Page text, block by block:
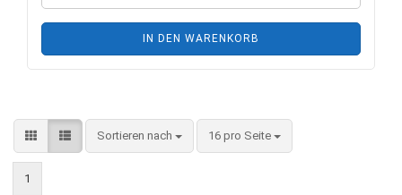
IN DEN WARENKORB
Sortieren nach
Sortieren nach 16 pro Seite
pro Seite
1